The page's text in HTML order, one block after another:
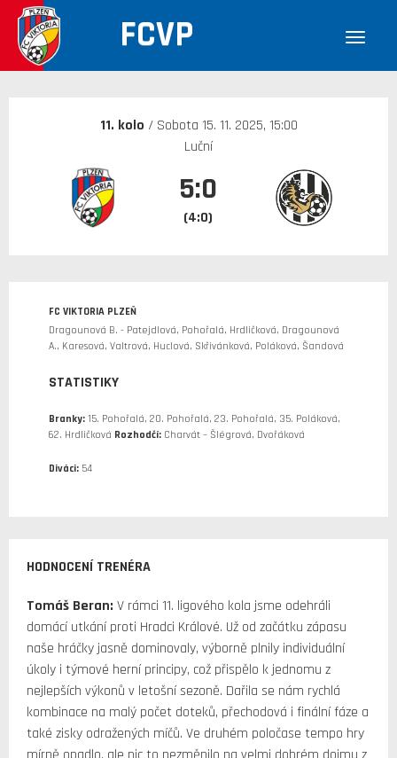
FCVP
30. 12. 1899
11. kolo / Sobota 15. 11. 2025, 15:00
Luční
5:0
(4:0)
FC VIKTORIA PLZEŇ
Dragounová B. - Patejdlová, Pohořalá, Hrdličková, Dragounová
A., Karesová, Valtrová, Huclová, Skřivánková, Poláková, Šandová
STATISTIKY
Branky: 15. Pohořalá, 20. Pohořalá, 23. Pohořalá, 35. Poláková,
62. Hrdličková Rozhodčí: Charvát – Šlégrová, Dvořáková
Diváci: 54
HODNOCENÍ TRENÉRA
Tomáš Beran: V rámci 11. ligového kola jsme odehráli
domácí utkání proti Hradci Králové. Už od začátku zápasu
naše hráčky jasně dominovaly, výborně plnily individuální
úkoly i týmové herní principy, což přispělo k jednomu z
nejlepších výkonů v letošní sezoně. Dařila se nám rychlá
kombinace na malý počet doteků, přechodová i finální fáze a
také zisky odražených míčů. Ve druhém poločase tempo hry